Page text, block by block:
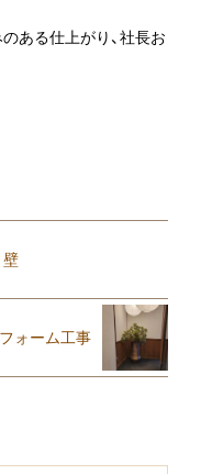
ある仕上がり、社長お
ォーム工事